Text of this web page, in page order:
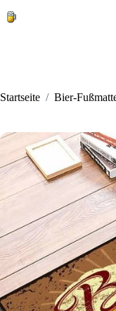
Inhalt
Startseite / Bier-